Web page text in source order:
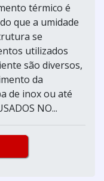
térmico é
que a umidade
se
utilizados
são diversos,
da
de inox ou até
NO...